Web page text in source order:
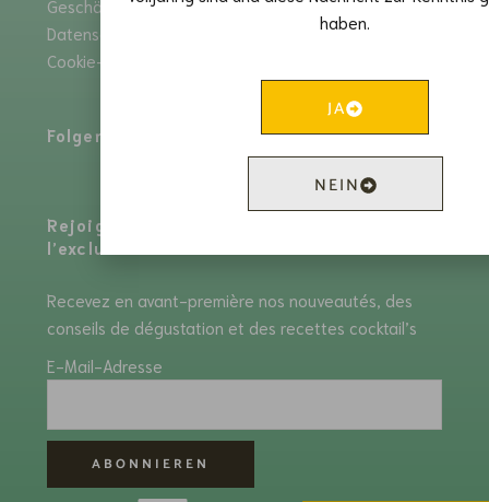
Geschäftsbedingungen
Datenschutzrichtlinie
Cookie-Richtlinien
Folgen Sie uns:
Zahlung
Kontaktieren Sie
Rejoignez notre newsletter et savourez
l’exclusivité !
Recevez en avant-première nos nouveautés, des
conseils de dégustation et des recettes cocktail’s
E-Mail-Adresse
haben.
JA
NEIN